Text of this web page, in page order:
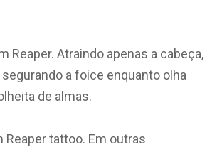
Reaper. Atraindo apenas a cabeça,
a foice enquanto olha
de almas.
Reaper tattoo. Em outras